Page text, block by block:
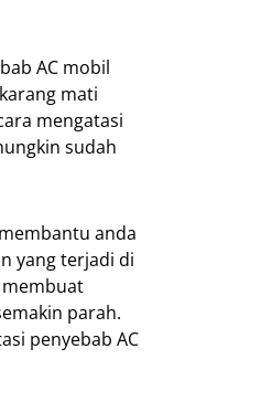
AC mobil
mati
mengatasi
sudah
anda
yang terjadi di
membuat
parah.
penyebab AC